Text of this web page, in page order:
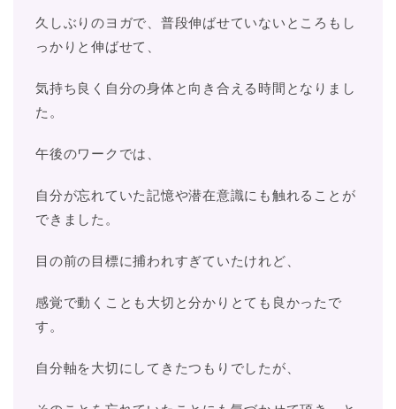
久しぶりのヨガで、普段伸ばせていないところもし
っかりと伸ばせて、
気持ち良く自分の身体と向き合える時間となりまし
た。
午後のワークでは、
自分が忘れていた記憶や潜在意識にも触れることが
できました。
目の前の目標に捕われすぎていたけれど、
感覚で動くことも大切と分かりとても良かったで
す。
自分軸を大切にしてきたつもりでしたが、